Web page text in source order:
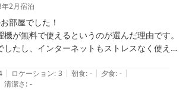
し訳ありませんでした。のれんを二重にす
りましたが、考えが甘かったです。。今朝家
ンを設置することとし、早速改修させて頂
いらっしゃる際には、安心してご入浴頂け
応させて頂きます！
2月宿泊
部屋でした！
が無料で使えるというのが選んだ理由です。
たし、インターネットもストレスなく使える
た。
ないこと。
| ロケーション: 3 | 朝食: - | 夕食: - |
清潔さ: -